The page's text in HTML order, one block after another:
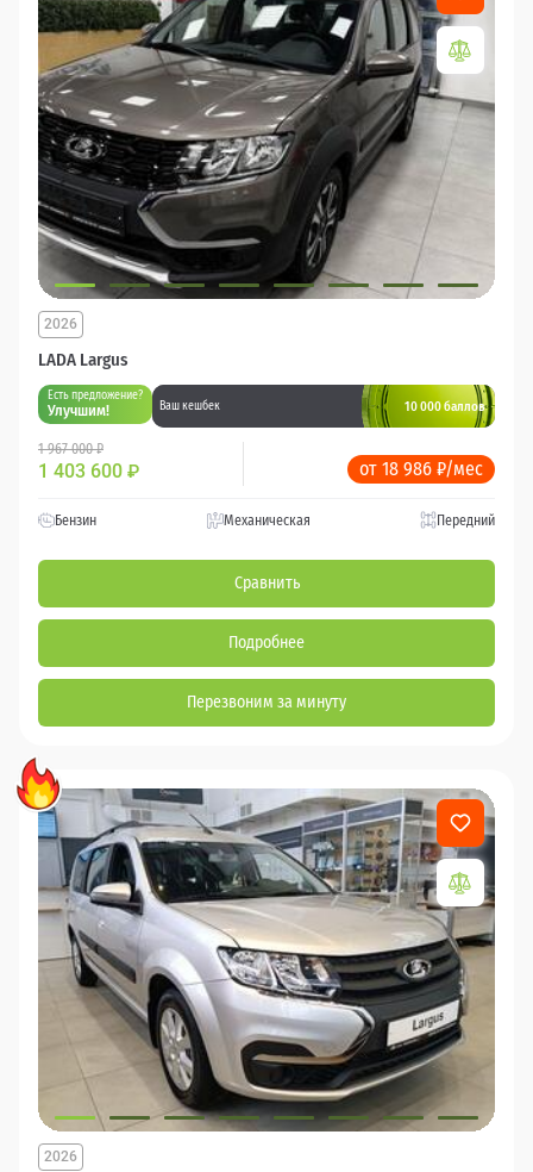
LADA Largus
2026
Есть предложение?
Улучшим! Ваш кешбек 10 000 баллов
1 967 000 ₽
1 403 600 ₽ от 18 986 ₽/мес
Бензин Механическая Передний
Сравнить
Подробнее
Перезвоним за минуту
2026